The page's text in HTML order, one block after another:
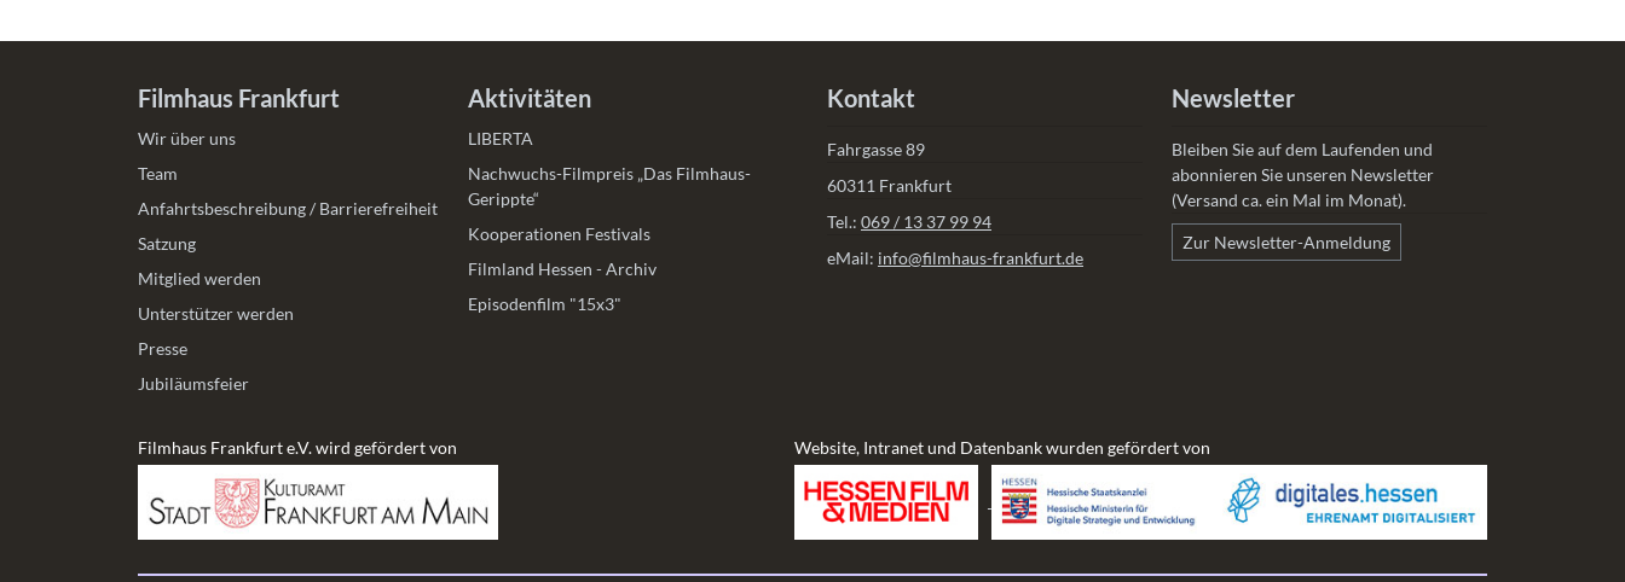
Filmhaus Frankfurt
Wir über uns
Team
Anfahrtsbeschreibung / Barrierefreiheit
Satzung
Mitglied werden
Unterstützer werden
Presse
Jubiläumsfeier
Aktivitäten
LIBERTA
Nachwuchs-Filmpreis „Das Filmhaus-
Gerippte“
Kooperationen Festivals
Filmland Hessen - Archiv
Episodenfilm "15x3"
Kontakt
Fahrgasse 89
60311 Frankfurt
Tel.: 069 / 13 37 99 94
eMail: info@filmhaus-frankfurt.de
Newsletter
Bleiben Sie auf dem Laufenden und
abonnieren Sie unseren Newsletter
(Versand ca. ein Mal im Monat).
Zur Newsletter-Anmeldung
Filmhaus Frankfurt e.V. wird gefördert von Website, Intranet und Datenbank wurden gefördert von